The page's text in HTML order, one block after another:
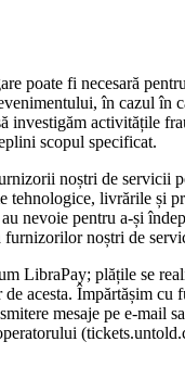
poate fi necesară
în cazul
activitățile
scopul specificat.
noștri de servicii
livrările și
nevoie pentru a-și
noștri de
LibraPay; plățile se
acesta. Împărtășim
mesaje pe e-mail